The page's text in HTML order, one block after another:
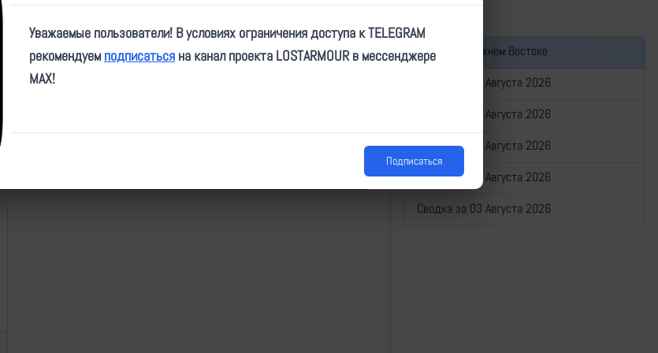
| Автор:makpif| Дата:2025-02-02| Просмотров:1514| Теги:
Война на Ближнем Востоке
Сводка за 07 Августа 2026
Сводка за 06 Августа 2026
Сводка за 05 Августа 2026
Сводка за 04 Августа 2026
Сводка за 03 Августа 2026
Уважаемые пользователи! В условиях ограничения доступа к TELEGRAM
рекомендуем подписаться на канал проекта LOSTARMOUR в мессенджере
MAX!
Подписаться